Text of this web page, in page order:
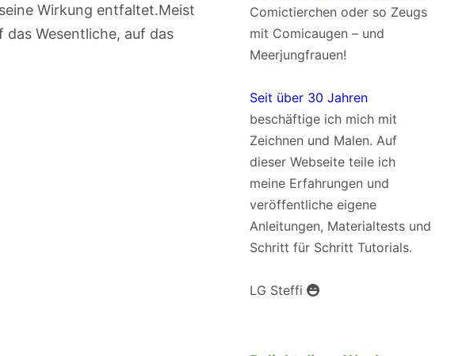
Wirkung entfaltet.Meist
Wesentliche, auf das
Comictierchen oder so Zeugs
mit Comicaugen – und
Meerjungfrauen!
Seit über 30 Jahren
beschäftige ich mich mit
Zeichnen und Malen. Auf
dieser Webseite teile ich
meine Erfahrungen und
veröffentliche eigene
Anleitungen, Materialtests und
Schritt für Schritt Tutorials.
LG Steffi